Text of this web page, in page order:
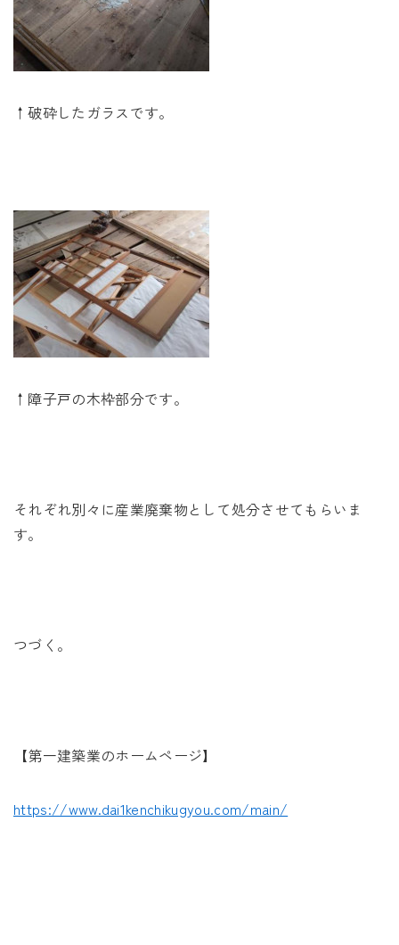
↑破砕したガラスです。
↑障子戸の木枠部分です。
それぞれ別々に産業廃棄物として処分させてもらいま
す。
つづく。
【第一建築業のホームページ】
https://www.dai1kenchikugyou.com/main/